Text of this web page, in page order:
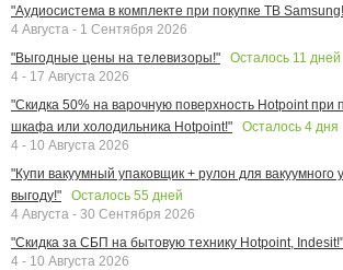
"Аудиосистема в комплекте при покупке ТВ
4 Августа - 1 Сентября 2026
"Выгодные цены на телевизоры!"
Осталось 11 дней
4 - 17 Августа 2026
"Скидка 50% на варочную поверхность Hotpoint при
шкафа или холодильника Hotpoint!"
Осталось 4 дня
4 - 10 Августа 2026
"Купи вакуумный упаковщик + рулон для вакуумного
выгоду!"
Осталось 55 дней
4 Августа - 30 Сентября 2026
"Скидка за СБП на бытовую технику Hotpoint, Indesit!"
4 - 10 Августа 2026